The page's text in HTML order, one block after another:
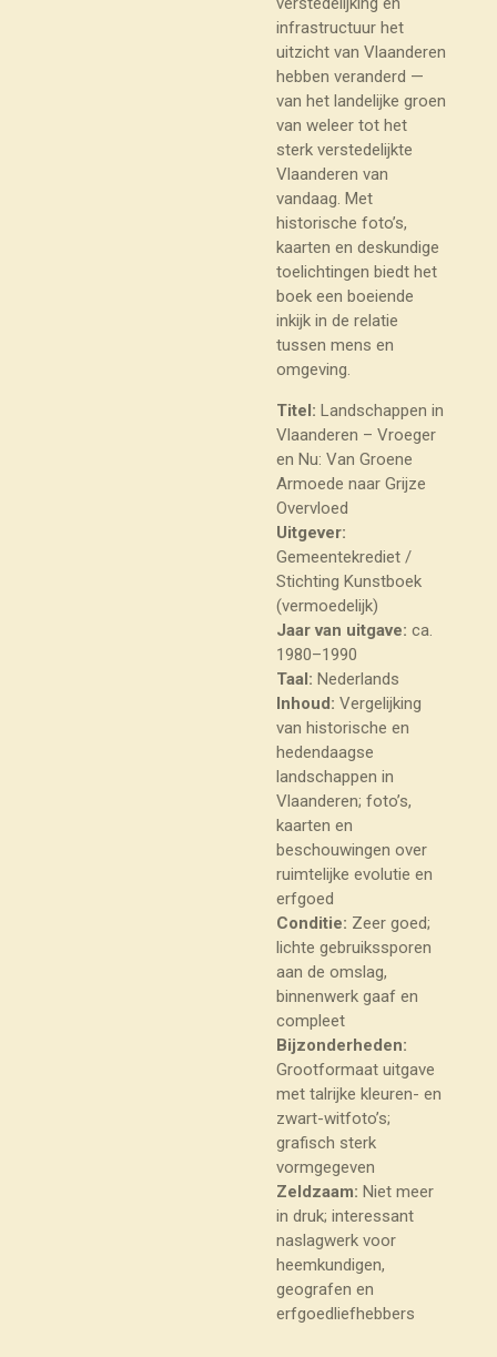
infrastructuur het
uitzicht van Vlaanderen
hebben veranderd —
van het landelijke groen
van weleer tot het
sterk verstedelijkte
Vlaanderen van
vandaag. Met
historische foto’s,
kaarten en deskundige
toelichtingen biedt het
boek een boeiende
inkijk in de relatie
tussen mens en
omgeving.
Titel: Landschappen in
Vlaanderen – Vroeger
en Nu: Van Groene
Armoede naar Grijze
Overvloed
Uitgever:
Gemeentekrediet /
Stichting Kunstboek
(vermoedelijk)
Jaar van uitgave: ca.
1980–1990
Taal: Nederlands
Inhoud: Vergelijking
van historische en
hedendaagse
landschappen in
Vlaanderen; foto’s,
kaarten en
beschouwingen over
ruimtelijke evolutie en
erfgoed
Conditie: Zeer goed;
lichte gebruikssporen
aan de omslag,
binnenwerk gaaf en
compleet
Bijzonderheden:
Grootformaat uitgave
met talrijke kleuren- en
zwart-witfoto’s;
grafisch sterk
vormgegeven
Zeldzaam: Niet meer
in druk; interessant
naslagwerk voor
heemkundigen,
geografen en
erfgoedliefhebbers